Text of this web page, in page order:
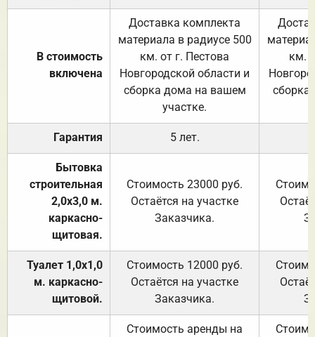
В стоимость
включена
Доставка комплекта
материала в радиусе 500
км. от г. Пестова
Новгородской области и
сборка дома на вашем
участке.
км.
Гарантия 5 лет.
Бытовка
строительная
2,0х3,0 м.
каркасно-
щитовая.
Стоимость 23000 руб.
Остаётся на участке
Заказчика.
Туалет 1,0х1,0
м. каркасно-
щитовой.
Стоимость 12000 руб.
Остаётся на участке
Заказчика.
Стоимость аренды на